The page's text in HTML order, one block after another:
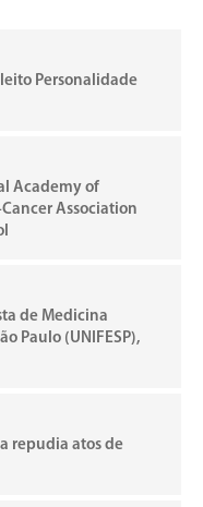
Personalidade
Academy of
Association
de Medicina
Paulo (UNIFESP),
repudia atos de